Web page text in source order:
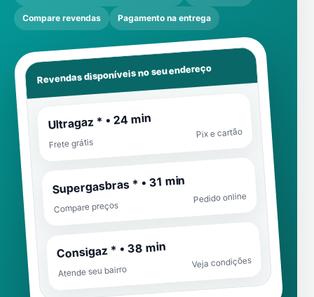
Compare revendas Pagamento na entrega
Revendas disponíveis no seu endereço
Ultragaz * • 24 min
Frete grátis
Pix e cartão
Supergasbras * • 31 min
Compare preços
Pedido online
Consigaz * • 38 min
Atende seu bairro
Veja condições